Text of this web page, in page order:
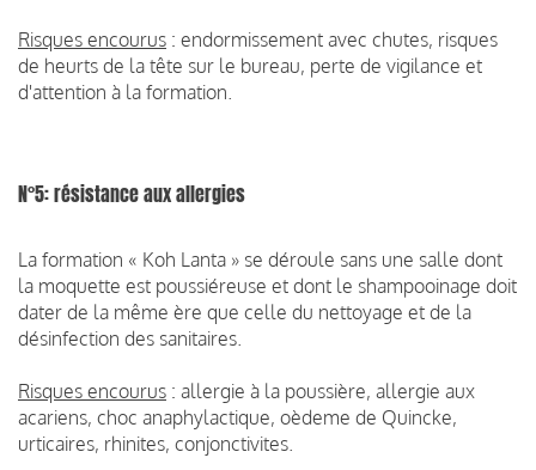
Risques encourus : endormissement avec chutes, risques
de heurts de la tête sur le bureau, perte de vigilance et
d'attention à la formation.
N°5: résistance aux allergies
La formation « Koh Lanta » se déroule sans une salle dont
la moquette est poussiéreuse et dont le shampooinage doit
dater de la même ère que celle du nettoyage et de la
désinfection des sanitaires.
Risques encourus : allergie à la poussière, allergie aux
acariens, choc anaphylactique, oèdeme de Quincke,
urticaires, rhinites, conjonctivites.